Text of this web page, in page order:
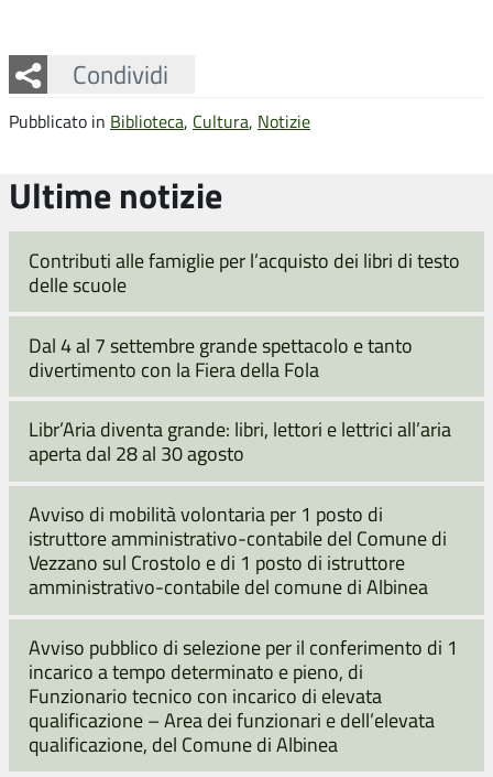
Condividi
Facebook
Twitter
Whatsapp
Pubblicato in Biblioteca, Cultura, Notizie
Ultime notizie
Contributi alle famiglie per l’acquisto dei libri di testo
delle scuole
Dal 4 al 7 settembre grande spettacolo e tanto
divertimento con la Fiera della Fola
Libr’Aria diventa grande: libri, lettori e lettrici all’aria
aperta dal 28 al 30 agosto
Avviso di mobilità volontaria per 1 posto di
istruttore amministrativo-contabile del Comune di
Vezzano sul Crostolo e di 1 posto di istruttore
amministrativo-contabile del comune di Albinea
Avviso pubblico di selezione per il conferimento di 1
incarico a tempo determinato e pieno, di
Funzionario tecnico con incarico di elevata
qualificazione – Area dei funzionari e dell’elevata
qualificazione, del Comune di Albinea